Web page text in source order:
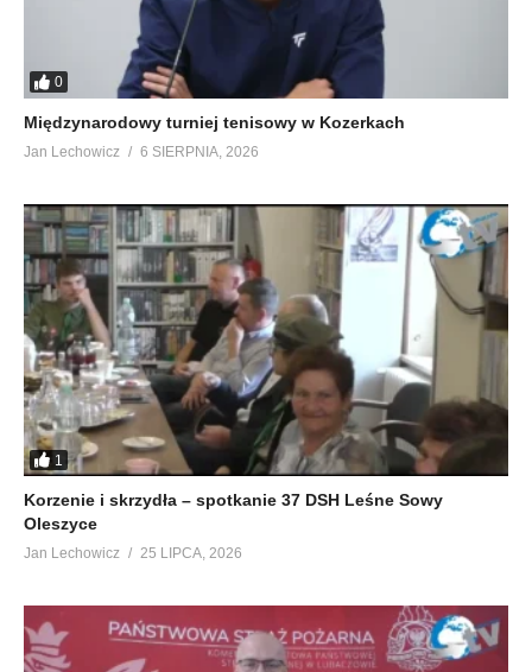
0
Międzynarodowy turniej tenisowy w Kozerkach
Jan Lechowicz 6 SIERPNIA, 2026
1
Korzenie i skrzydła – spotkanie 37 DSH Leśne Sowy
Oleszyce
Jan Lechowicz 25 LIPCA, 2026